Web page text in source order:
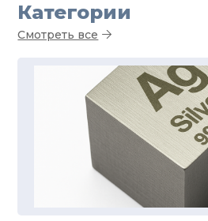
Категории
Смотреть все